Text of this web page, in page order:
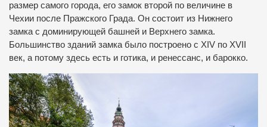
размер самого города, его замок второй по величине в
Чехии после Пражского Града. Он состоит из Нижнего
замка с доминирующей башней и Верхнего замка.
Большинство зданий замка было построено с XIV по XVII
век, а потому здесь есть и готика, и ренессанс, и барокко.